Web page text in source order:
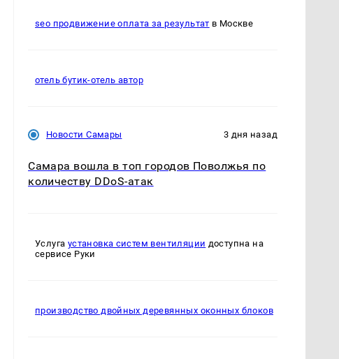
seo продвижение оплата за результат в Москве
отель бутик-отель автор
Новости Самары 3 дня назад
Самара вошла в топ городов Поволжья по
количеству DDoS-атак
Услуга установка систем вентиляции доступна на
сервисе Руки
производство двойных деревянных оконных блоков